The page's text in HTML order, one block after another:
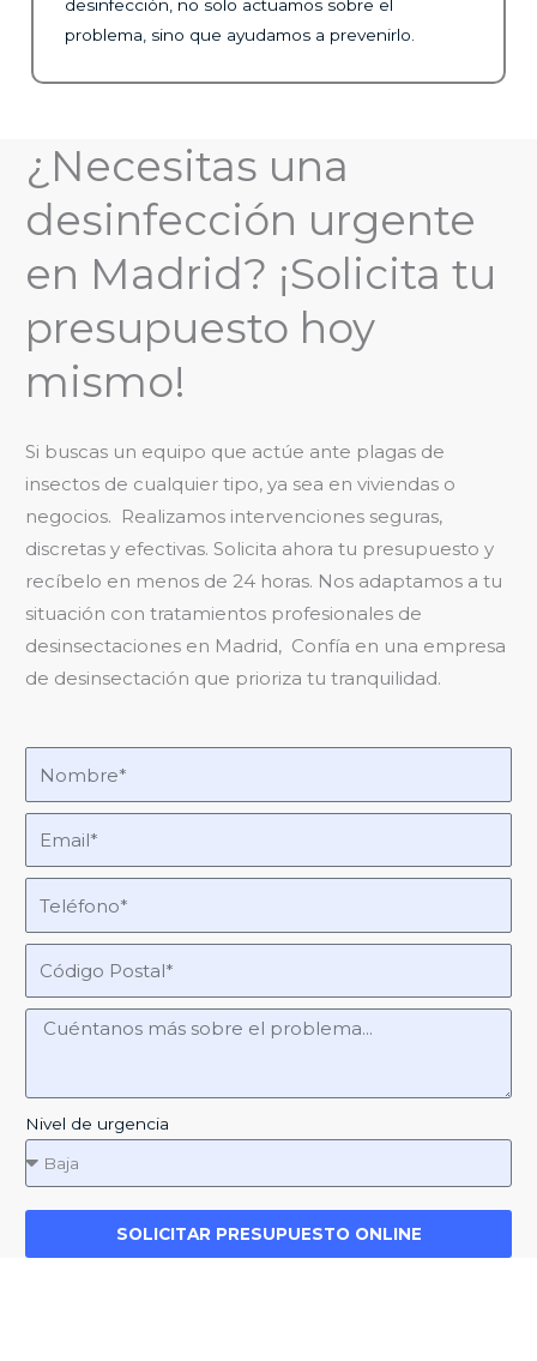
desinfección, no solo actuamos sobre el
problema, sino que ayudamos a prevenirlo.
¿Necesitas una
desinfección urgente
en Madrid? ¡Solicita tu
presupuesto hoy
mismo!
Si buscas un equipo que actúe ante plagas de
insectos de cualquier tipo, ya sea en viviendas o
negocios. Realizamos intervenciones seguras,
discretas y efectivas. Solicita ahora tu presupuesto y
recíbelo en menos de 24 horas. Nos adaptamos a tu
situación con tratamientos profesionales de
desinsectaciones en Madrid, Confía en una empresa
de desinsectación que prioriza tu tranquilidad.
Nivel de urgencia
SOLICITAR PRESUPUESTO ONLINE